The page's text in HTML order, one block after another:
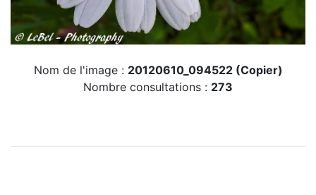
Nom de l'image : 20120610_094522 (Copier)
Nombre consultations : 273